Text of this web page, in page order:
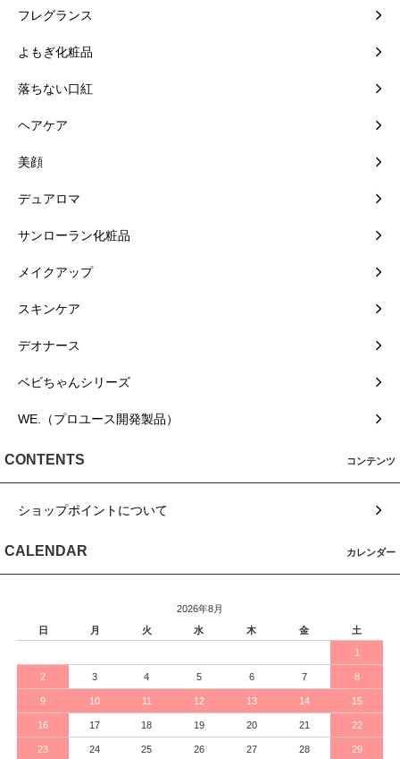
フレグランス
よもぎ化粧品
落ちない口紅
ヘアケア
美顔
デュアロマ
サンローラン化粧品
メイクアップ
スキンケア
デオナース
ベビちゃんシリーズ
WE.（プロユース開発製品）
CONTENTS コンテンツ
ショップポイントについて
CALENDAR カレンダー
2026年8月
日
月 火 水 木 金 土
1
2 3 4 5 6 7 8
9 10 11 12 13 14 15
16 17 18 19 20 21 22
23 24 25 26 27 28 29